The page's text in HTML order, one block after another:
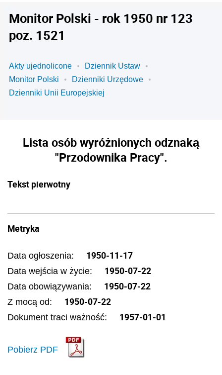
Monitor Polski - rok 1950 nr 123
poz. 1521
Akty ujednolicone
Dziennik Ustaw
Monitor Polski
Dzienniki Urzędowe
Dzienniki Unii Europejskiej
Lista osób wyróżnionych odznaką
"Przodownika Pracy".
Tekst pierwotny
Metryka
Data ogłoszenia: 1950-11-17
Data wejścia w życie: 1950-07-22
Data obowiązywania: 1950-07-22
Z mocą od: 1950-07-22
Dokument traci ważność: 1957-01-01
Pobierz PDF